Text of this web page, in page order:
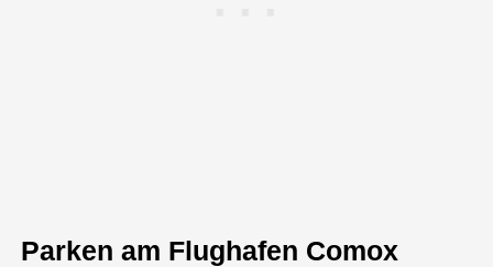
Parken am Flughafen Comox